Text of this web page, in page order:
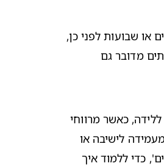
או שבועות לפני כן,
, כאשר מרווחי